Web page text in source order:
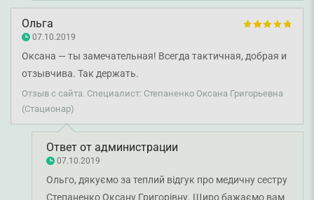
Ольга
07.10.2019
Оксана — ты замечательная! Всегда тактичная, добрая и
отзывчива. Так держать.
Отзыв с сайта. Специалист: Степаненко Оксана Григорьевна
(Стационар)
Ответ от администрации
07.10.2019
Ольго, дякуємо за теплий відгук про медичну сестру
Степаненко Оксану Григорівну. Щиро бажаємо вам